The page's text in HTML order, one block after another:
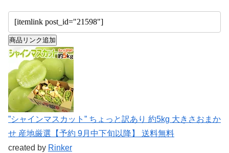
商品リンク追加
”シャインマスカット” ちょっと訳あり 約5kg 大きさおまか
せ 産地厳選【予約 9月中下旬以降】 送料無料
created by Rinker